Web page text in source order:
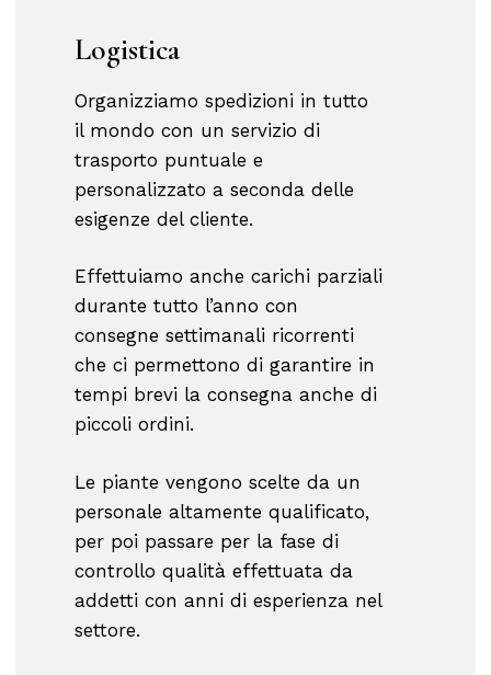
Logistica
Organizziamo spedizioni in tutto
il mondo con un servizio di
trasporto puntuale e
personalizzato a seconda delle
esigenze del cliente.
Effettuiamo anche carichi parziali
durante tutto l’anno con
consegne settimanali ricorrenti
che ci permettono di garantire in
tempi brevi la consegna anche di
piccoli ordini.
Le piante vengono scelte da un
personale altamente qualificato,
per poi passare per la fase di
controllo qualità effettuata da
addetti con anni di esperienza nel
settore.